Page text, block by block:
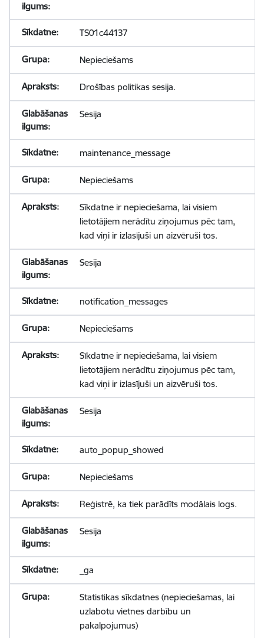
TS01c44137
Nepieciešams
Drošības politikas sesija.
Sesija
maintenance_message
Nepieciešams
Sīkdatne ir nepieciešama, lai visiem
lietotājiem nerādītu ziņojumus pēc tam,
kad viņi ir izlasījuši un aizvēruši tos.
Sesija
notification_messages
Nepieciešams
Sīkdatne ir nepieciešama, lai visiem
lietotājiem nerādītu ziņojumus pēc tam,
kad viņi ir izlasījuši un aizvēruši tos.
Sesija
auto_popup_showed
Nepieciešams
Reģistrē, ka tiek parādīts modālais logs.
Sesija
_ga
Statistikas sīkdatnes (nepieciešamas, lai
uzlabotu vietnes darbību un
pakalpojumus)